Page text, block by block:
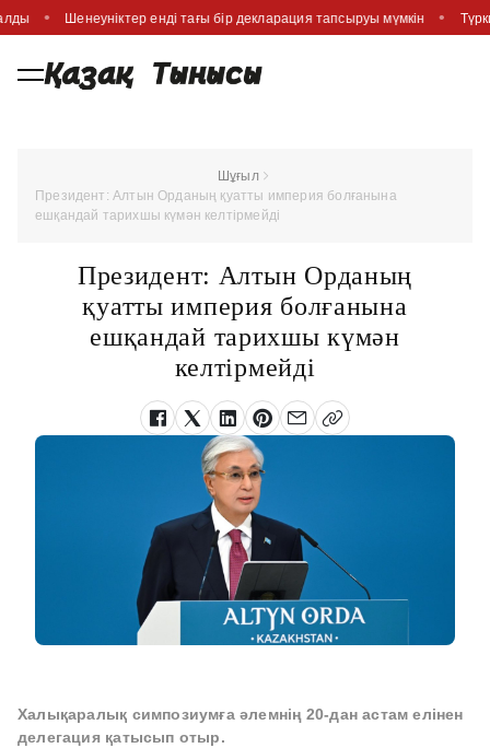
Шенеуніктер енді тағы бір декларация тапсыруы мүмкін
Шұғыл
Президент: Алтын Орданың қуатты империя болғанына
ешқандай тарихшы күмән келтірмейді
Президент: Алтын Орданың
қуатты империя болғанына
ешқандай тарихшы күмән
келтірмейді
Халықаралық симпозиумға әлемнің 20-дан астам елінен
делегация қатысып отыр.